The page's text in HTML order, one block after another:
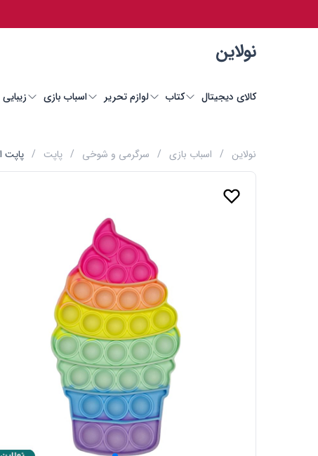
نولاین
کالای دیجیتال کتاب لوازم تحریر اسباب بازی
نولاین / اسباب بازی / سرگرمی و شوخی / پاپت / پاپت